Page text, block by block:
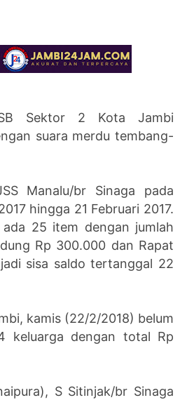
Sektor 2 Kota Jambi
suara merdu tembang-
Manalu/br Sinaga pada
hingga 21 Februari 2017.
25 item dengan jumlah
Rp 300.000 dan Rapat
sisa saldo tertanggal 22
kamis (22/2/2018) belum
keluarga dengan total Rp
S Sitinjak/br Sinaga